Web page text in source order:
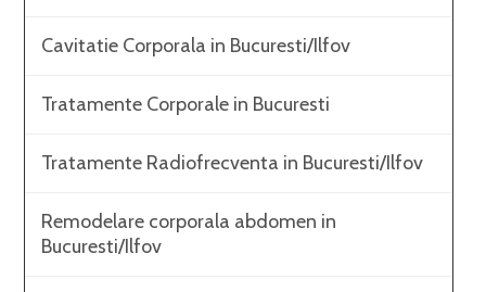
Cavitatie Corporala in Bucuresti/Ilfov
Tratamente Corporale in Bucuresti
Tratamente Radiofrecventa in Bucuresti/Ilfov
Remodelare corporala abdomen in
Bucuresti/Ilfov